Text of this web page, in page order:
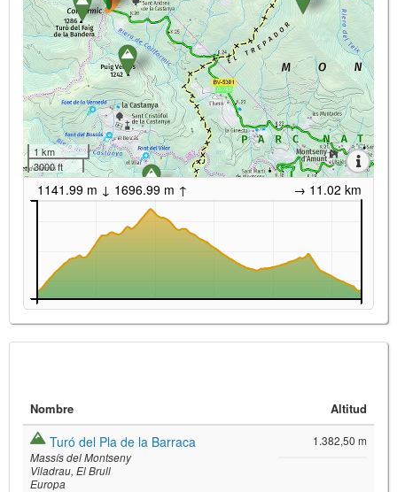
1 km
3000 ft
1141.99 m ↓ 1696.99 m ↑ → 11.02 km
Nombre Altitud
Turó del Pla de la Barraca
Massís del Montseny
Viladrau El Brull
Europa
1.382,50 m